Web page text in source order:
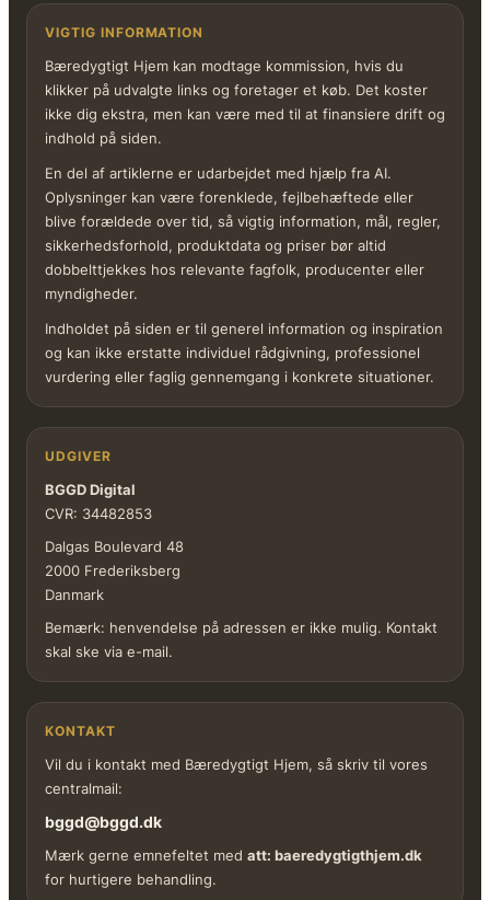
VIGTIG INFORMATION
Bæredygtigt Hjem kan modtage kommission, hvis du
klikker på udvalgte links og foretager et køb. Det koster
ikke dig ekstra, men kan være med til at finansiere drift og
indhold på siden.
En del af artiklerne er udarbejdet med hjælp fra AI.
Oplysninger kan være forenklede, fejlbehæftede eller
blive forældede over tid, så vigtig information, mål, regler,
sikkerhedsforhold, produktdata og priser bør altid
dobbelttjekkes hos relevante fagfolk, producenter eller
myndigheder.
Indholdet på siden er til generel information og inspiration
og kan ikke erstatte individuel rådgivning, professionel
vurdering eller faglig gennemgang i konkrete situationer.
UDGIVER
BGGD Digital
CVR: 34482853
Dalgas Boulevard 48
2000 Frederiksberg
Danmark
Bemærk: henvendelse på adressen er ikke mulig. Kontakt
skal ske via e-mail.
KONTAKT
Vil du i kontakt med Bæredygtigt Hjem, så skriv til vores
centralmail:
bggd@bggd.dk
Mærk gerne emnefeltet med att: baeredygtigthjem.dk
for hurtigere behandling.